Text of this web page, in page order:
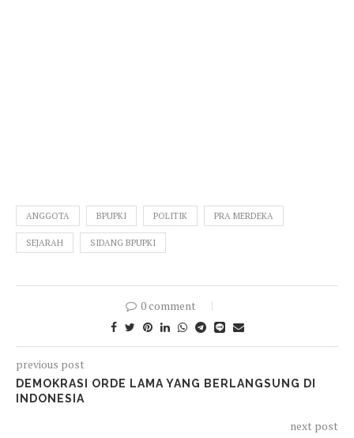
ANGGOTA BPUPKI POLITIK PRA MERDEKA
SEJARAH SIDANG BPUPKI
0 comment
previous post
DEMOKRASI ORDE LAMA YANG BERLANGSUNG DI
INDONESIA
next post